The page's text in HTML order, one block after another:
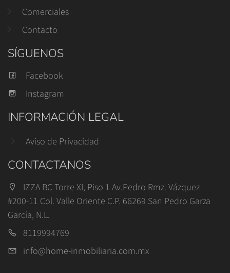
Comerciales
Contacto
SÍGUENOS
Facebook
Instagram
INFORMACIÓN LEGAL
Aviso de Privacidad
CONTACTANOS
IZZA BC Torre XI, Piso 1 Av.Pedro Rmz. Vázquez
#200-11 Col. Valle Oriente C.P. 66269 San Pedro Garza
García, N.L.
8119994769
info@home-inmobiliaria.com.mx